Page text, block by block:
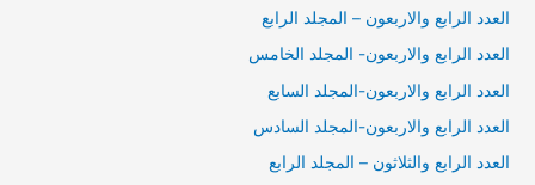
العدد الرابع والاربعون – المجلد الرابع
العدد الرابع والاربعون- المجلد الخامس
العدد الرابع والاربعون-المجلد السابع
العدد الرابع والاربعون-المجلد السادس
العدد الرابع والثلاثون – المجلد الرابع